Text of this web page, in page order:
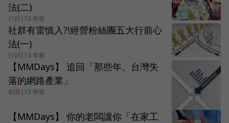
法(二)
行銷| 13 年前
社群有雷慎入?!經營粉絲團五大行前心
法(一)
行銷| 13 年前
【MMDays】 追回「那些年、台灣失
落的網路產業」
創業 | 13 年前
【MMDays】 你的老闆讓你「在家工